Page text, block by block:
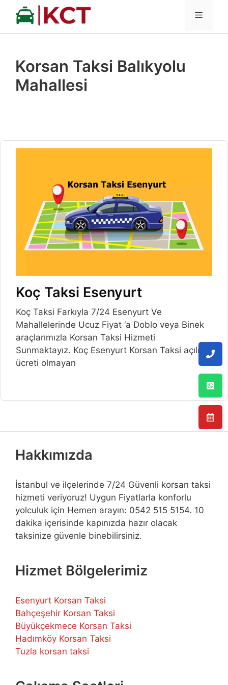
İçeriğe
MENÜ
Korsan Taksi Balıkyolu
Mahallesi
Koç Taksi Esenyurt
Koç Taksi Farkıyla 7/24 Esenyurt Ve
Mahallelerinde Ucuz Fiyat ‘a Doblo veya Binek
araçlarımızla Korsan Taksi Hizmeti
Sunmaktayız. Koç Esenyurt Korsan Taksi açılış
ücreti olmayan
Hakkımızda
İstanbul ve ilçelerinde 7/24 Güvenli korsan taksi
hizmeti veriyoruz! Uygun Fiyatlarla konforlu
yolculuk için Hemen arayın: 0542 515 5154. 10
dakika içerisinde kapınızda hazır olacak
taksinize güvenle binebilirsiniz.
Hizmet Bölgelerimiz
Esenyurt Korsan Taksi
Bahçeşehir Korsan Taksi
Büyükçekmece Korsan Taksi
Hadımköy Korsan Taksi
Tuzla korsan taksi